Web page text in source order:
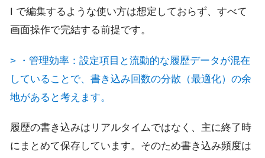
I で編集するような使い方は想定しておらず、すべて
画面操作で完結する前提です。
> ・管理効率：設定項目と流動的な履歴データが混在
していることで、書き込み回数の分散（最適化）の余
地があると考えます。
履歴の書き込みはリアルタイムではなく、主に終了時
にまとめて保存しています。そのため書き込み頻度は